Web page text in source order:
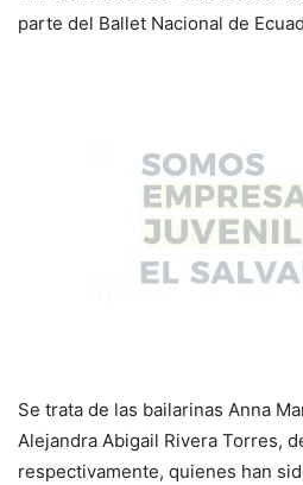
parte del Ballet Nacional de
Se trata de las bailarinas Anna
Alejandra Abigail Rivera Torres,
respectivamente, quienes han